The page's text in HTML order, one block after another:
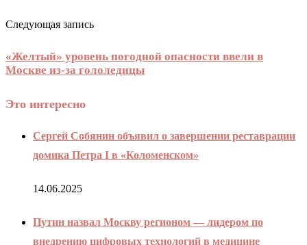
Следующая запись
«Желтый» уровень погодной опасности ввели в
Москве из-за гололедицы
Это интересно
Сергей Собянин объявил о завершении реставрации
домика Петра I в «Коломенском»
14.06.2025
Путин назвал Москву регионом — лидером по
внедрению цифровых технологий в медицине